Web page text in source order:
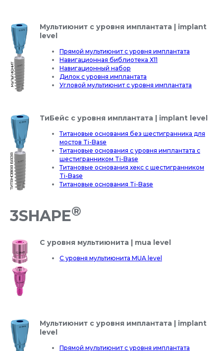
Мультиюнит с уровня имплантата | implant
level
Прямой мультиюнит с уровня имплантата
Навигационная библиотека Х11
Навигационный набор
Дилок с уровня имплантата
Угловой мультиюнит с уровня имплантата
ТиБейс с уровня имплантата | implant level
Титановые основания без шестигранника для
мостов Ti-Base
Титановые основания с уровня имплантата с
шестигранником Ti-Base
Титановые основания хекс с шестигранником
Ti-Base
Титановые основания Ti-Base
3SHAPE®
С уровня мультиюнита | mua level
С уровня мультиюнита MUA level
Мультиюнит с уровня имплантата | implant
level
Прямой мультиюнит с уровня имплантата